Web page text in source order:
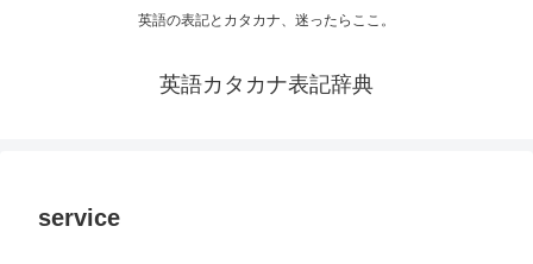
英語の表記とカタカナ、迷ったらここ。
英語カタカナ表記辞典
service